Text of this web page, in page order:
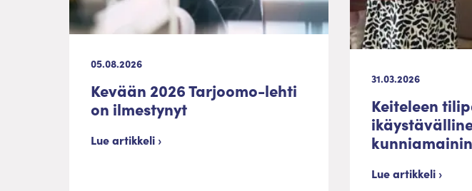
05.08.2026
Kevään 2026 Tarjoomo-lehti
on ilmestynyt
Lue artikkeli ›
31.03.2026
Keiteleen
Lue artikkeli ›